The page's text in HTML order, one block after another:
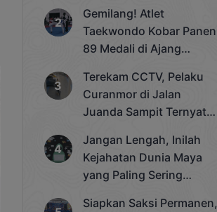
Gemilang! Atlet
Taekwondo Kobar Panen
89 Medali di Ajang
Cup 2025
Terekam CCTV, Pelaku
Curanmor di Jalan
Juanda Sampit Ternyata
Jangan Lengah, Inilah
Kejahatan Dunia Maya
yang Paling Sering
Siapkan Saksi Permanen,